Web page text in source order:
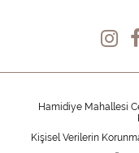
Hamidiye Mahallesi
Kişisel Verilerin